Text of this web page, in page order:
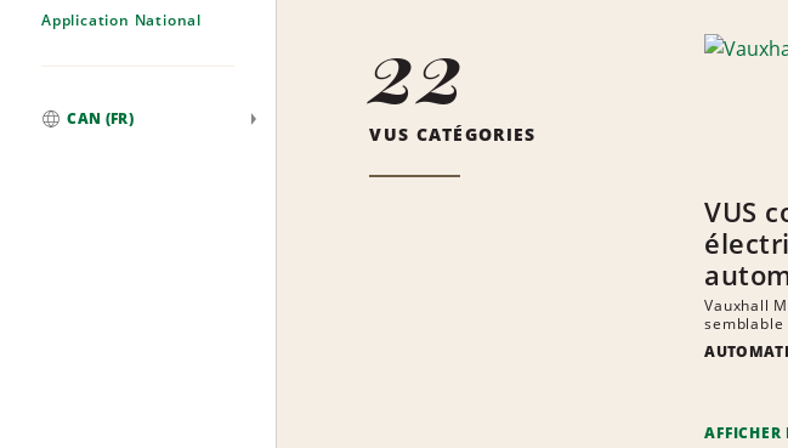
Application National
CAN (FR) 22
VUS CATÉGORIES
VUS
Vauxhall
semblable
AFFICHER